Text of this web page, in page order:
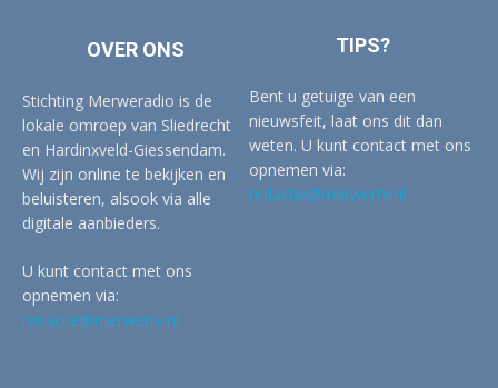
OVER ONS
Stichting Merweradio is de
lokale omroep van Sliedrecht
en Hardinxveld-Giessendam.
Wij zijn online te bekijken en
beluisteren, alsook via alle
digitale aanbieders.
U kunt contact met ons
opnemen via:
redactie@merwertv.nl
TIPS?
Bent u getuige van een
nieuwsfeit, laat ons dit dan
weten. U kunt contact met ons
opnemen via:
redactie@merwertv.nl